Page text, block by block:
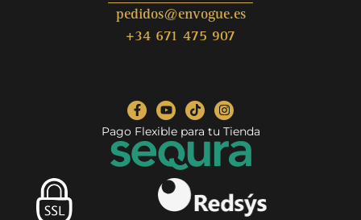
pedidos@envogue.es
+34 671 475 907
Pago Flexible para tu Tienda